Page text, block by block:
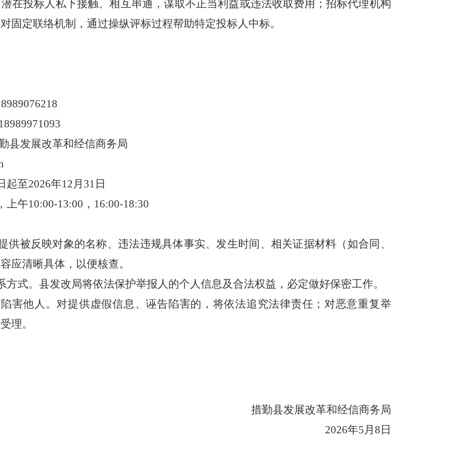
在投标人私下接触、相互串通，谋取不正当利益或违法收取费用；招标代理机构
固定联络机制，通过操纵评标过程帮助特定投标人中标。
县发展改革和经信商务局
起至2026年12月31日
上午10:00-13:00，16:00-18:30
供被反映对象的名称、违法违规具体事实、发生时间、相关证据材料（如合同、
应清晰具体，以便核查。
方式。县发改局将依法保护举报人的个人信息及合法权益，必定做好保密工作。
害他人。对提供虚假信息、诬告陷害的，将依法追究法律责任；对恶意重复举
理。
措勤县发展改革和经信商务局
2026年5月8日